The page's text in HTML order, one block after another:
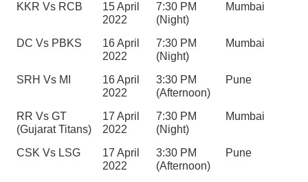
KKR Vs RCB
15 April
2022
7:30 PM
(Night)
Mumbai
DC Vs PBKS
16 April
2022
7:30 PM
(Night)
Mumbai
SRH Vs MI
16 April
2022
3:30 PM
(Afternoon)
Pune
RR Vs GT
(Gujarat Titans)
17 April
2022
7:30 PM
(Night)
Mumbai
CSK Vs LSG
17 April
2022
3:30 PM
(Afternoon)
Pune